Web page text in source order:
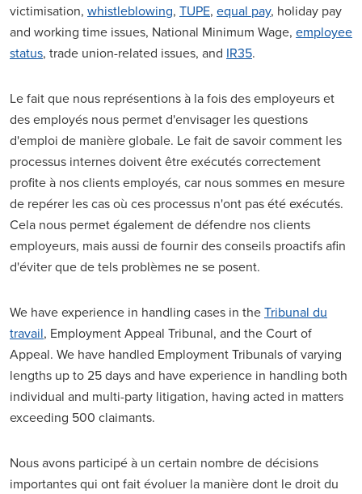
victimisation, whistleblowing, TUPE, equal pay, holiday pay
and working time issues, National Minimum Wage, employee
status, trade union-related issues, and IR35.
Le fait que nous représentions à la fois des employeurs et
des employés nous permet d'envisager les questions
d'emploi de manière globale. Le fait de savoir comment les
processus internes doivent être exécutés correctement
profite à nos clients employés, car nous sommes en mesure
de repérer les cas où ces processus n'ont pas été exécutés.
Cela nous permet également de défendre nos clients
employeurs, mais aussi de fournir des conseils proactifs afin
d'éviter que de tels problèmes ne se posent.
We have experience in handling cases in theTribunal du
travail, Employment Appeal Tribunal, and the Court of
Appeal. We have handled Employment Tribunals of varying
lengths up to 25 days and have experience in handling both
individual and multi-party litigation, having acted in matters
exceeding 500 claimants.
Nous avons participé à un certain nombre de décisions
importantes qui ont fait évoluer la manière dont le droit du